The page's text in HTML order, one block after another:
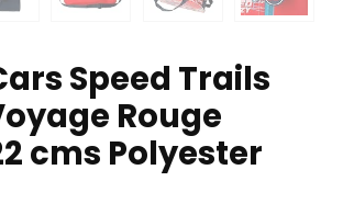
Speed Trails
Rouge
cms Polyester